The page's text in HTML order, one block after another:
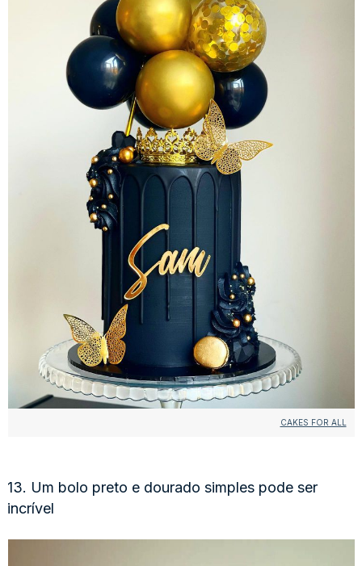
CAKES FOR ALL
13. Um bolo preto e dourado simples pode ser
incrível